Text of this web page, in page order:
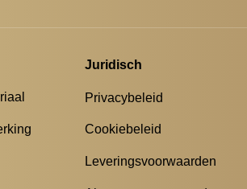
Juridisch
Privacybeleid
Cookiebeleid
Leveringsvoorwaarden